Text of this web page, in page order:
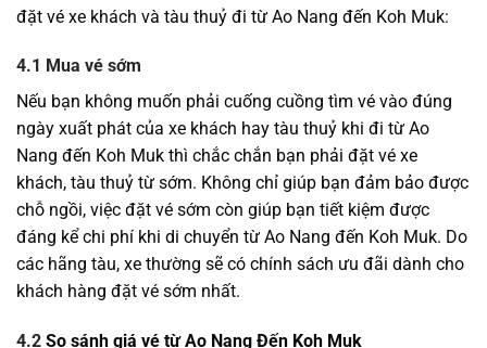
đặt vé xe khách và tàu thuỷ đi từ Ao Nang đến Koh Muk:
4.1 Mua vé sớm
Nếu bạn không muốn phải cuống cuồng tìm vé vào đúng
ngày xuất phát của xe khách hay tàu thuỷ khi đi từ Ao
Nang đến Koh Muk thì chắc chắn bạn phải đặt vé xe
khách, tàu thuỷ từ sớm. Không chỉ giúp bạn đảm bảo được
chỗ ngồi, việc đặt vé sớm còn giúp bạn tiết kiệm được
đáng kể chi phí khi di chuyển từ Ao Nang đến Koh Muk. Do
các hãng tàu, xe thường sẽ có chính sách ưu đãi dành cho
khách hàng đặt vé sớm nhất.
4.2 So sánh giá vé từ Ao Nang Đến Koh Muk